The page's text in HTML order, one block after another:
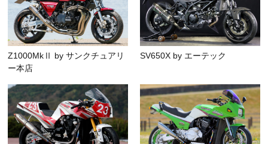
Z1000MkⅡ by サンクチュアリ
ー本店
SV650X by エーテック